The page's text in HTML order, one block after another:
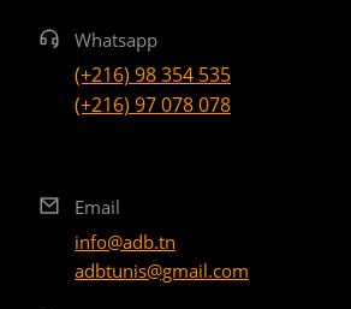
Whatsapp
(+216) 98 354 535
(+216) 97 078 078
Email
info@adb.tn
adbtunis@gmail.com